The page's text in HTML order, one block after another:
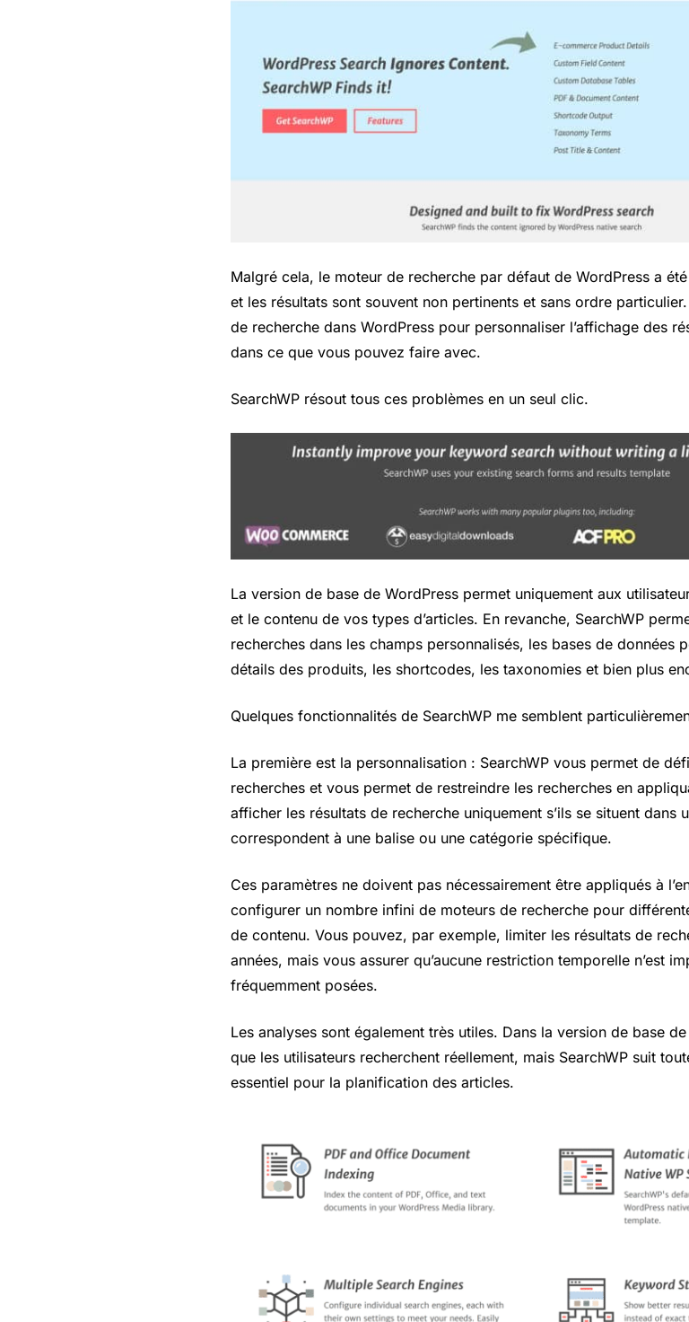
Malgré cela, le moteur de recherche par défaut de WordPress a
et les résultats sont souvent non pertinents et sans ordre
de recherche dans WordPress pour personnaliser l’affichage des
dans ce que vous pouvez faire avec.
SearchWP résout tous ces problèmes en un seul clic.
La version de base de WordPress permet uniquement aux
et le contenu de vos types d’articles. En revanche, SearchWP
recherches dans les champs personnalisés, les bases de données
détails des produits, les shortcodes, les taxonomies et bien plus
Quelques fonctionnalités de SearchWP me semblent
La première est la personnalisation : SearchWP vous permet de
recherches et vous permet de restreindre les recherches en
afficher les résultats de recherche uniquement s’ils se situent dans
correspondent à une balise ou une catégorie spécifique.
Ces paramètres ne doivent pas nécessairement être appliqués à
configurer un nombre infini de moteurs de recherche pour
de contenu. Vous pouvez, par exemple, limiter les résultats de
années, mais vous assurer qu’aucune restriction temporelle n’est
fréquemment posées.
Les analyses sont également très utiles. Dans la version de base
que les utilisateurs recherchent réellement, mais SearchWP suit
essentiel pour la planification des articles.